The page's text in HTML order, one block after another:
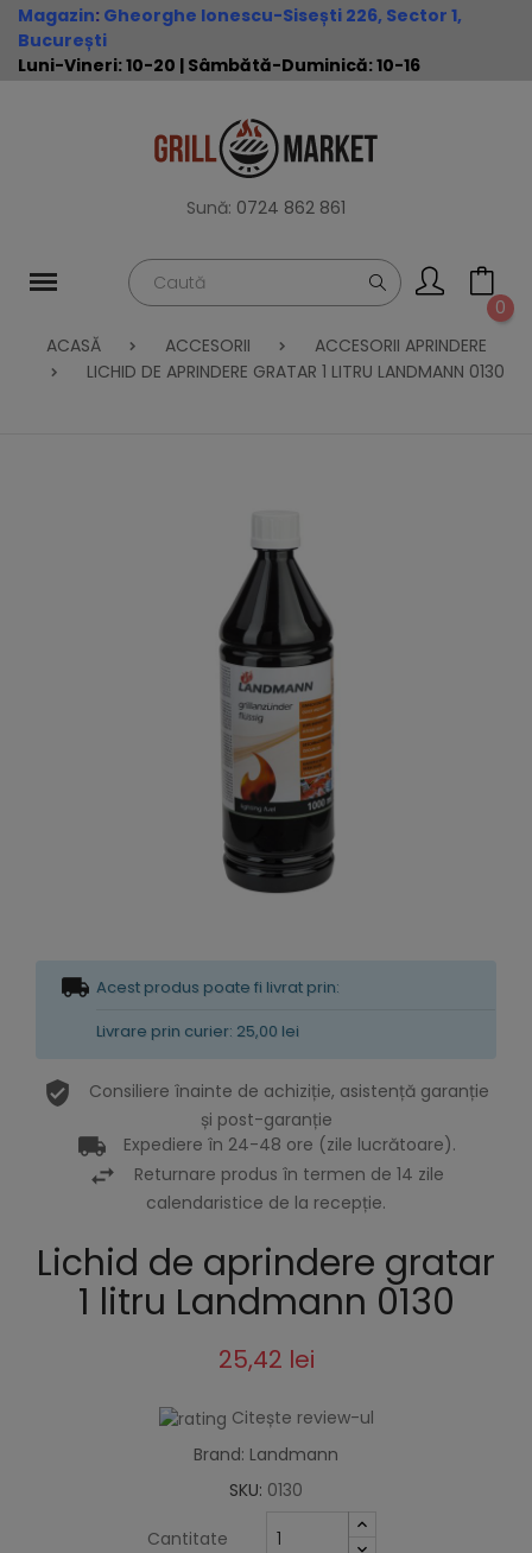
Magazin: Gheorghe Ionescu-Sisești 226, Sector 1,
București
Luni-Vineri: 10-20 | Sâmbătă-Duminică: 10-16
Sună: 0724 862 861
0
ACASĂ
ACCESORII
ACCESORII APRINDERE
LICHID DE APRINDERE GRATAR 1 LITRU LANDMANN 0130
Acest produs poate fi livrat prin:
Livrare prin curier: 25,00 lei
Consiliere înainte de achiziție, asistență garanție
și post-garanție
Expediere în 24-48 ore (zile lucrătoare).
Returnare produs în termen de 14 zile
calendaristice de la recepție.
Lichid de aprindere gratar
1 litru Landmann 0130
25,42 lei
Citește review-ul
Brand: Landmann
SKU: 0130
Cantitate